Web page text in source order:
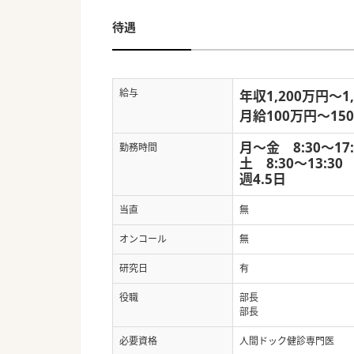
待遇
給与
年収1,200万円～
月給100万円～
勤務時間
月～金 8:30～
土 8:30～13:30
週4.5日
当直 無
オンコール 無
研究日 有
役職
部長
部長
必要資格 人間ドック健診専門医